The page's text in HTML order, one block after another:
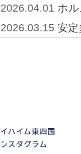
2026.04.01 ホ
2026.03.15 安定